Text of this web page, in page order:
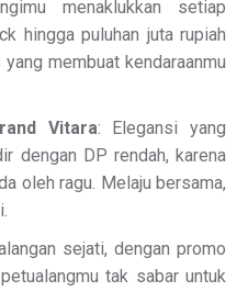
menaklukkan setiap
hingga puluhan juta rupiah
membuat kendaraanmu
Vitara: Elegansi yang
dengan DP rendah, karena
oleh ragu. Melaju bersama,
sejati, dengan promo
tak sabar untuk